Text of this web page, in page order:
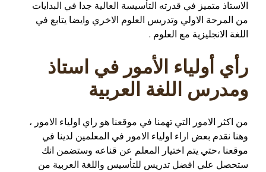
الاستاذ متميز في قدرته التأسيسة العالية جدا في البدايات
من المرحة الاولي وتدريس العلوم الاخري وايضا يتابع في
اللغة الانجليزية مع العلوم .
رأي أولياء الأمور في استاذ
ومدرس اللغة العربية
من اكثر الامور التي تهمنا في موقعنا هو راي اولياء الامور ،
وهنا نقدم بعض اراء اولياء الامور في المعلمين لدينا في
موقعنا ،حتي يتم اختيار المعلم عن قناعه وستضمن انك
ستحصل علي افضل تدريس للتأسيس واللغة العربية من